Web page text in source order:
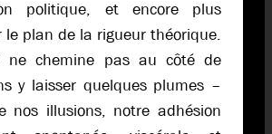
politique, et encore plus
le plan de la rigueur théorique.
ne chemine pas au côté de
y laisser quelques plumes –
nos illusions, notre adhésion